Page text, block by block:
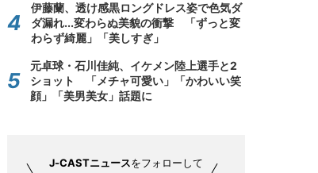
伊藤蘭、透け感黒ロングドレス姿で色気ダ
ダ漏れ...変わらぬ美貌の衝撃 「ずっと変
わらず綺麗」「美しすぎ」
元卓球・石川佳純、イケメン陸上選手と2
ショット 「メチャ可愛い」「かわいい笑
顔」「美男美女」話題に
J-CASTニュースをフォローして